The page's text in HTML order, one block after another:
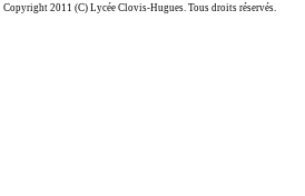
Copyright 2011 (C) Lycée Clovis-Hugues. Tous droits réservés.